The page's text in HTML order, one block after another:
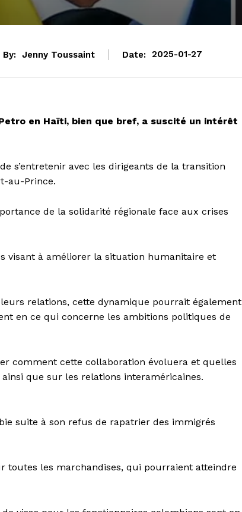
By: Jenny Toussaint Date: 2025-01-27
en Haïti, bien que bref, a suscité un intérêt
s’entretenir avec les dirigeants de la transition
au-Prince.
de la solidarité régionale face aux crises
visant à améliorer la situation humanitaire et
relations, cette dynamique pourrait également
en ce qui concerne les ambitions politiques de
comment cette collaboration évoluera et quelles
que sur les relations interaméricaines.
suite à son refus de rapatrier des immigrés
toutes les marchandises, qui pourraient atteindre